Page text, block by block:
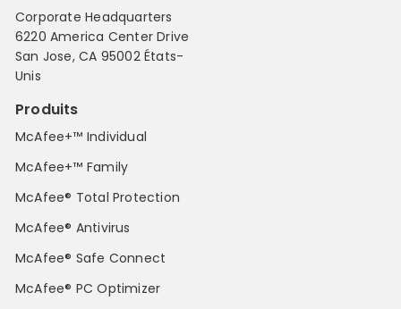
Corporate Headquarters
6220 America Center Drive
San Jose, CA 95002 États-
Unis
Produits
McAfee+™ Individual
McAfee+™ Family
McAfee® Total Protection
McAfee® Antivirus
McAfee® Safe Connect
McAfee® PC Optimizer